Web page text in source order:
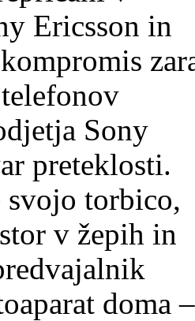
Ericsson in
Sony
preteklosti.
svojo torbico,
v žepih in
doma